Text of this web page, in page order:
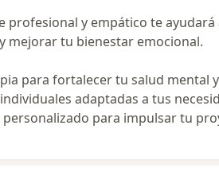
profesional y empático te
mejorar tu bienestar emocional.
para fortalecer tu salud mental
adaptadas a tus
personalizado para impulsar tu